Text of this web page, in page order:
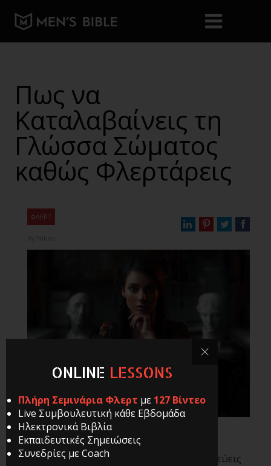
Πως να
Καταλαβαίνεις τη
Γλώσσα Σώματος
καθώς Φλερτάρεις
ΦΛΕΡΤ
Η ικανότητα να διαβάζεις και να ερμηνεύεις
ONLINE LESSONS
Πλήρη Σεμινάρια Φλερτ με 127 Βίντεο
Live Συμβουλευτική κάθε Εβδομάδα
Ηλεκτρονικά Βιβλία
Εκπαιδευτικές Σημειώσεις
Συνεδρίες με Coach